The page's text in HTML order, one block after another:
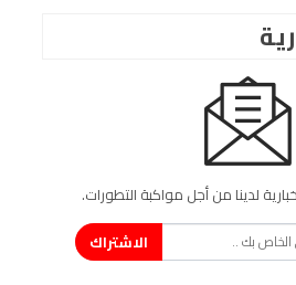
لدينا من أجل مواكبة التطورات.
الاشتراك